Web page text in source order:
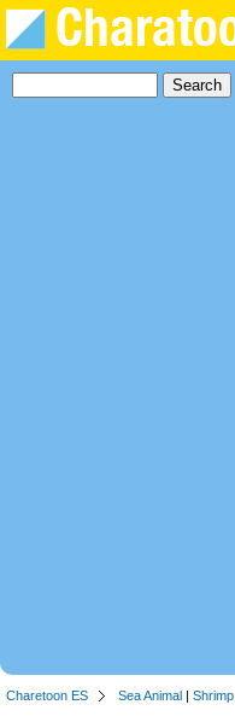
Charetoon ES Sea Animal | Shrimp